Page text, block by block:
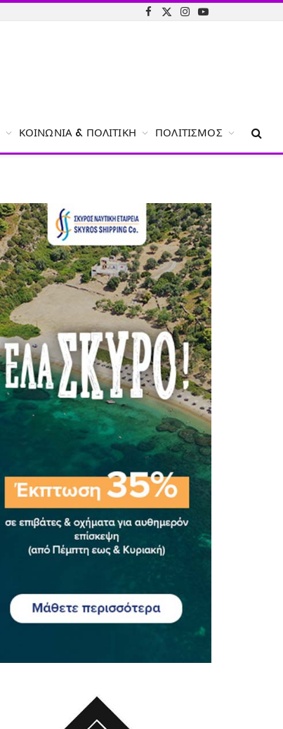
Facebook
X
Instagram
YouTube
ΚΟΙΝΩΝΊΑ & ΠΟΛΙΤΙΚΉ ΠΟΛΙΤΙΣΜΌΣ